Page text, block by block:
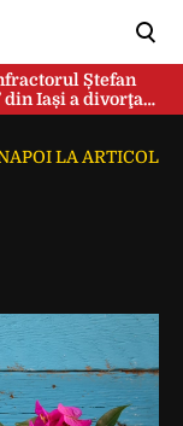
Ștefan
Iași a divorţat
LA ARTICOL